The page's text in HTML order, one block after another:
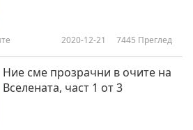
2020-12-21 7445 Преглед
Ние сме прозрачни в очите на
Вселената, част 1 от 3